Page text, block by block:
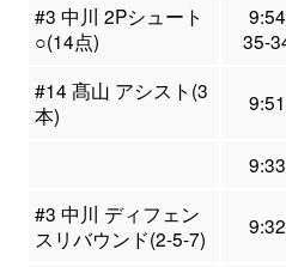
#3 中川 2Pシュート
○(14点)
9:54
35-
#14 髙山 アシスト(3
本)
9:51
9:33
#3 中川 ディフェン
スリバウンド(2-5-7)
9:32